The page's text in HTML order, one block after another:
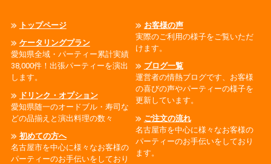
トップページ
ケータリングプラン
愛知県全域・パーティー累計実績
38,000件！出張パーティーを演出
します。
ドリンク・オプション
愛知県随一のオードブル・寿司な
どの品揃えと演出料理の数々
初めての方へ
名古屋市を中心に様々なお客様の
パーティーのお手伝いをしており
お客様の声
実際のご利用の様子をご覧いただ
けます。
ブログ一覧
運営者の情熱ブログです、お客様
の喜びの声やパーティーの様子を
更新しています。
ご注文の流れ
名古屋市を中心に様々なお客様の
パーティーのお手伝いをしており
ます。